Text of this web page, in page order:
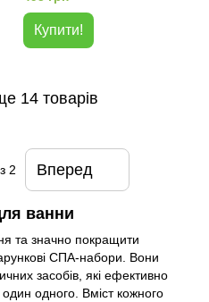
Купити!
14 товарів
з 2 Вперед
ванни
та значно покращити
СПА-набори. Вони
засобів, які ефективно
одного. Вміст кожного